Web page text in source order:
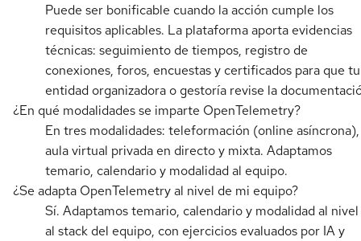
Puede ser bonificable cuando la acción cumple los
requisitos aplicables. La plataforma aporta evidencias
técnicas: seguimiento de tiempos, registro de
conexiones, foros, encuestas y certificados para que tu
entidad organizadora o gestoría revise la
¿En qué modalidades se imparte OpenTelemetry?
En tres modalidades: teleformación (online asíncrona),
aula virtual privada en directo y mixta. Adaptamos
temario, calendario y modalidad al equipo.
¿Se adapta OpenTelemetry al nivel de mi equipo?
Sí. Adaptamos temario, calendario y modalidad al
al stack del equipo, con ejercicios evaluados por IA y